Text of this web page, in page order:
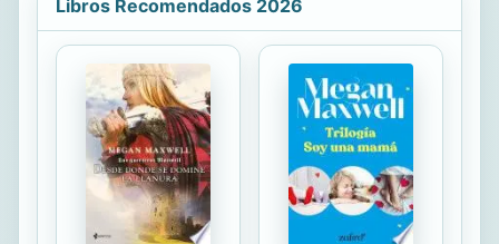
rozando lo inverosímil, conforman un
relato en el que el bien y el mal; la
amistad y el amor; la ficción y la
realidad y sobre todo ello, la
exaltación de la poesía como
salvadora de almas se combinan en
dos espacios exteriores: Estambul
(Istanbul) y Esmirna (Izmir) y tres
interiores: un aula...
Libros Recomendados 2026